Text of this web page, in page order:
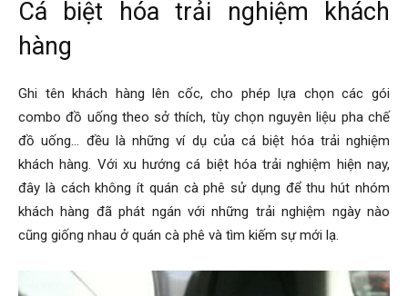
Cá biệt hóa trải nghiệm khách
hàng
Ghi tên khách hàng lên cốc, cho phép lựa chọn các gói
combo đồ uống theo sở thích, tùy chọn nguyên liệu pha chế
đồ uống… đều là những ví dụ của cá biệt hóa trải nghiệm
khách hàng. Với xu hướng cá biệt hóa trải nghiệm hiện nay,
đây là cách không ít quán cà phê sử dụng để thu hút nhóm
khách hàng đã phát ngán với những trải nghiệm ngày nào
cũng giống nhau ở quán cà phê và tìm kiếm sự mới lạ.